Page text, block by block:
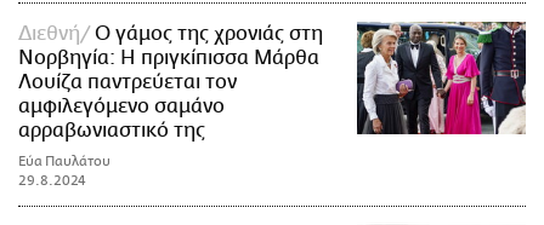
Διεθνή
Ο γάμος της χρονιάς στη
Νορβηγία: Η πριγκίπισσα Μάρθα
Λουίζα παντρεύεται τον
αμφιλεγόμενο σαμάνο
αρραβωνιαστικό της
Εύα Παυλάτου
29.8.2024